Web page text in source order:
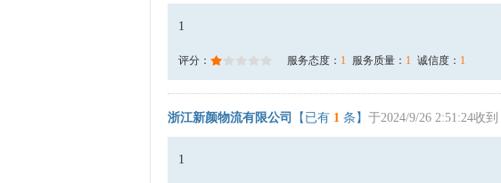
1
评分： 服务态度： 1 服务质量： 1 诚信度： 1
浙江新颜物流有限公司 【已有 1 条】 于2024/9/26 2:51:24收到
1